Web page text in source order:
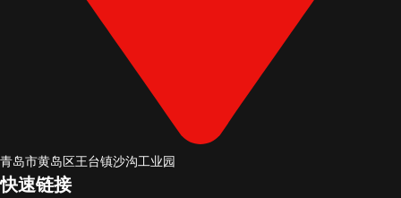
青岛市黄岛区王台镇沙沟工业园
快速链接